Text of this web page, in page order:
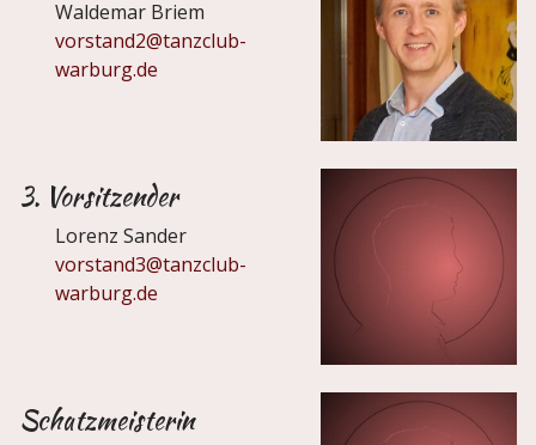
Waldemar Briem
vorstand2@tanzclub-
warburg.de
3. Vorsitzender
Lorenz Sander
vorstand3@tanzclub-
warburg.de
Schatzmeisterin